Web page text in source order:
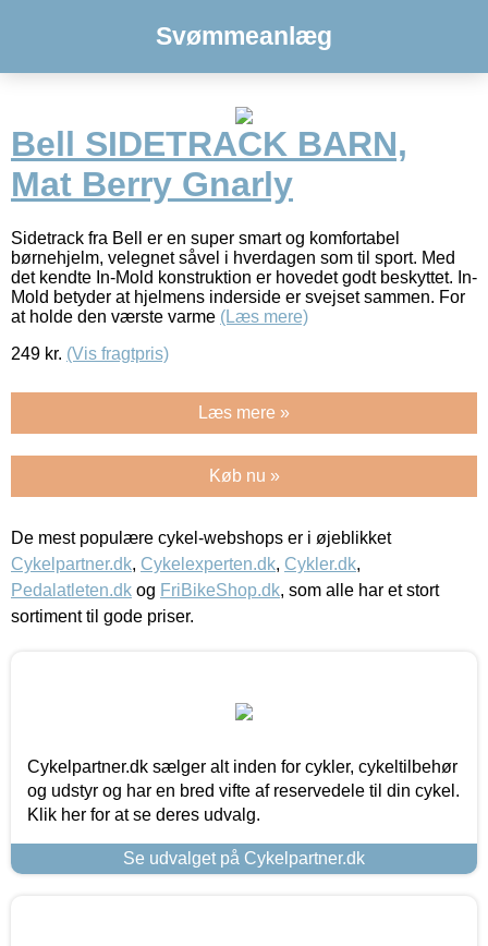
Svømmeanlæg
Bell SIDETRACK BARN,
Mat Berry Gnarly
Sidetrack fra Bell er en super smart og komfortabel
børnehjelm, velegnet såvel i hverdagen som til sport. Med
det kendte In-Mold konstruktion er hovedet godt beskyttet. In-
Mold betyder at hjelmens inderside er svejset sammen. For
at holde den værste varme (Læs mere)
249 kr. (Vis fragtpris)
Læs mere »
Køb nu »
De mest populære cykel-webshops er i øjeblikket
Cykelpartner.dk, Cykelexperten.dk, Cykler.dk,
Pedalatleten.dk og FriBikeShop.dk, som alle har et stort
sortiment til gode priser.
Cykelpartner.dk sælger alt inden for cykler, cykeltilbehør
og udstyr og har en bred vifte af reservedele til din cykel.
Klik her for at se deres udvalg.
Se udvalget på Cykelpartner.dk